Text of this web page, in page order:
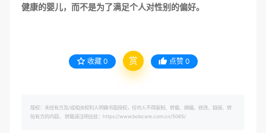
健康的婴儿，而不是为了满足个人对性别的偏好。
收藏 0 赏 点赞 0
版权：未经有方及/或相关权利人明确书面授权，任何人不得复制、转载、摘编、修改、链接、转
帖有方的内容。 转载请注明出处：https://www.bobcare.com.cn/5065/